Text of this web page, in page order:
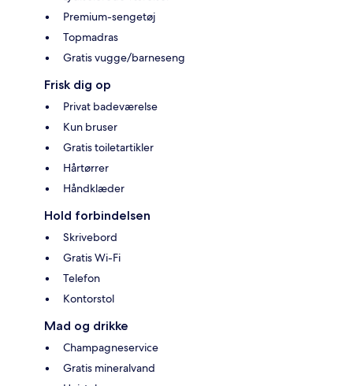
Premium-sengetøj
Topmadras
Gratis vugge/barneseng
Frisk dig op
Privat badeværelse
Kun bruser
Gratis toiletartikler
Hårtørrer
Håndklæder
Hold forbindelsen
Skrivebord
Gratis Wi-Fi
Telefon
Kontorstol
Mad og drikke
Champagneservice
Gratis mineralvand